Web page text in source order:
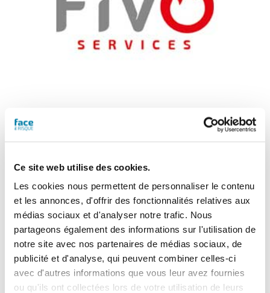
Ce site web utilise des cookies.
Les cookies nous permettent de personnaliser le contenu
et les annonces, d'offrir des fonctionnalités relatives aux
médias sociaux et d'analyser notre trafic. Nous
partageons également des informations sur l'utilisation de
notre site avec nos partenaires de médias sociaux, de
publicité et d'analyse, qui peuvent combiner celles-ci
avec d'autres informations que vous leur avez fournies
ou qu'ils ont collectées lors de votre utilisation de leurs
Raison sociale
Activité de l’entreprise
Présentation de votre entreprise
Liste de vos produits et services
Code postal
Ville
Tél.